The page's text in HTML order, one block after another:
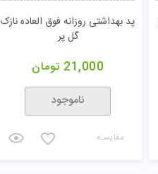
پد بهداشتی روزانه فوق العاده نازک
گل پر
21,000 تومان
ناموجود
مقایسـه